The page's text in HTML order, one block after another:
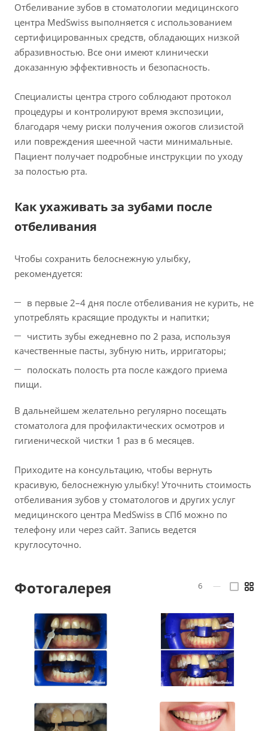
Отбеливание зубов в стоматологии медицинского
центра MedSwiss выполняется с использованием
сертифицированных средств, обладающих низкой
абразивностью. Все они имеют клинически
доказанную эффективность и безопасность.
Специалисты центра строго соблюдают протокол
процедуры и контролируют время экспозиции,
благодаря чему риски получения ожогов слизистой
или повреждения шеечной части минимальные.
Пациент получает подробные инструкции по уходу
за полостью рта.
Как ухаживать за зубами после
отбеливания
Чтобы сохранить белоснежную улыбку,
рекомендуется:
в первые 2–4 дня после отбеливания не курить, не
употреблять красящие продукты и напитки;
чистить зубы ежедневно по 2 раза, используя
качественные пасты, зубную нить, ирригаторы;
полоскать полость рта после каждого приема
пищи.
В дальнейшем желательно регулярно посещать
стоматолога для профилактических осмотров и
гигиенической чистки 1 раз в 6 месяцев.
Приходите на консультацию, чтобы вернуть
красивую, белоснежную улыбку! Уточнить стоимость
отбеливания зубов у стоматологов и других услуг
медицинского центра MedSwiss в СПб можно по
телефону или через сайт. Запись ведется
круглосуточно.
Фотогалерея 6 —